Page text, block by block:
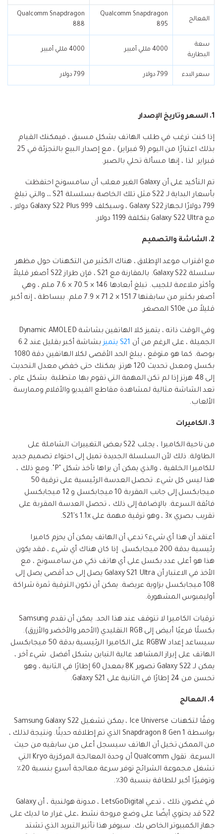
المعالج
Qualcomm Snapdragon
895
Qualcomm Snapdragon
888
سعة
البطارية
4000 مللي أمبير 4000 مللي أمبير
سعر البدء 799 دولار 799 دولار
1. السعر وتاريخ الإصدار
إذا كنت ترغب في طلب الهاتف بشكل مسبق ، فيمكنك القيام
بذلك اعتبارًا من اليوم (9 فبراير) ، مع إصدار البيع بالتجزئة في
25
فبراير. لذا ، إنها مسألة تحلي بالصبر.
تم التأكيد على أن Galaxy الغير معلب أن سامسونج احتفظت
بأسعار البداية لـ S22 مثل تلك الخاصة بسلسلة S21 ،
، والتي تبلغ
799 دولارًا لجهاز Galaxy S22 ، وسيكلف Galaxy S22 Plus 999 دولار ،
مع Galaxy S22 Ultra بتكلفة 1199 دولار.
2. الشاشة والتصميم
مع اقتراب موعد الإطلاق ، هناك الكثير من التكهنات حول مظهر
سلسلة Galaxy S22. بالمقارنة مع S21 ، فإن طراز S22 أصغر قليلاً
وأكثر ملاءمة للجيب. تبلغ أبعادها 146 × 70.5 × 7.6 ملم ، وهي
أصغر بكثير من سابقتها 151.7 × 71.2 × 7.9 ملم. ببساطة ، إنه أكبر
قليلاً من S10e المصغر.
وفي الوقت ذاته ، يتميز كلا الهاتفين بشاشة Dynamic AMOLED
الجميلة ، على الرغم من أن S21 يتميز
بشاشة أكبر بقليل عند 6.2
بوصة. كما هو متوقع ، يبلغ الحد الأقصى لكلا الهاتفين دقة 1080
بكسل ومعدل تحديث 120 هرتز. يمكنك حتى خفض معدل التحديث
إلى 48 هرتز إذا لم تكن المهمة التي تقوم بها متطلبة. بشكل عام ،
تعد الشاشة مثالية لمشاهدة مقاطع الفيديو والأفلام وممارسة
الألعاب.
3. الكاميرات
من ناحية الكاميرا ، يجلب S22 بعض التغييرات الشاملة على
الطاولة. ذلك لأن السلسلة الجديدة تميل إلى احتواء تصميم جديد
للكاميرا الخلفية ، والذي يمكن أن يراها تأخذ شكل "P". ومع ذلك ،
هذا ليس كل شيء. تحصل العدسة الرئيسية على ترقية 50
ميجابكسل إلى جانب المقربة 10 ميجابكسل و 12 ميجابكسل
فائقة السرعة. بالإضافة إلى ذلك ، تحصل العدسة المقربة على
تقريب بصري 3x ، وهو ترقية مهمة على S21's 1.1x.
أعتقد أن هذا أي شيء؟ تدعي أن الهاتف يمكن أن يحزم كاميرا
رئيسية بدقة 200 ميجابكسل. إذا كان هناك أي شيء ، فقد يكون
هذا هو أعلى عدد بكسل على أي هاتف ذكي من سامسونج ، مع
الأخذ في الاعتبار أن Galaxy S21 Ultra يصل إلى حد أقصى يصل إلى
108 ميجابكسل بزاوية عريضة. يمكن أن تكون الترقية ثمرة شراكة
أوليمبوس المشهورة.
ترقيات الكاميرا لا تتوقف عند هذا الحد. يمكن أن تقدم Samsung
بكسلًا فرعيًا أبيض إلى RGB التقليدي (الأحمر والأخضر والأزرق).
سيساعد إعداد RGBW على الكاميرا الرئيسية بدقة 50 ميجابكسل
الهاتف على إبراز المشاهد عالية التباين بشكل أفضل. شيء آخر ،
يمكن لـ Galaxy S22 تصوير 8K بمعدل 60 إطارًا في الثانية ، وهو
تحسن من 24 إطارًا في الثانية على Galaxy S21.
4. المعالج
وفقًا لتكهنات Ice Universe ، يمكن تشغيل Samsung Galaxy S22
بواسطة Snapdragon 8 Gen 1 الذي تم إطلاقه حديثًا. ونتيجة لذلك ،
من الممكن تخيل أن الهاتف سيسجل أعلى من سابقيه من حيث
السرعة. تقول Qualcomm أن وحدة المعالجة المركزية Kryo التي
تشغل مجموعة الشرائح توفر سرعة معالجة أسرع بنسبة 20٪
وتوفيرًا أكبر للطاقة بنسبة 30٪.
في غضون ذلك ، تدعي LetsGoDigital ، مدونة هولندية ، أن Galaxy
S22 قد يحتوي أيضًا على وضع مروحة نشط ،على غرار ما لديك على
جهاز الكمبيوتر الخاص بك. سيوفر هذا تأثير التبريد الذي تشتد